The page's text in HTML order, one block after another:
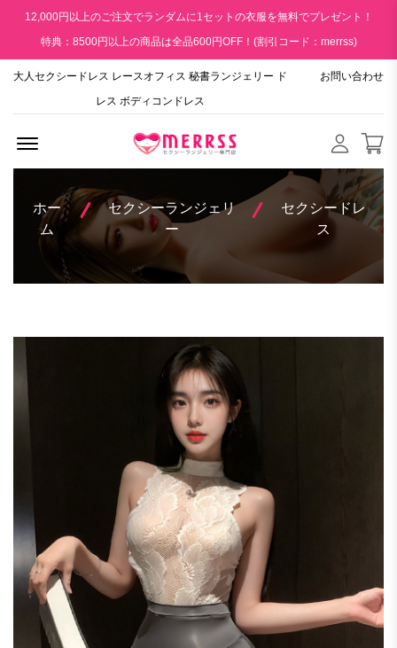
12,000円以上のご注文でランダムに1セットの衣服を無料でプレゼント！
特典：8500円以上の商品は全品600円OFF！(割引コード：merrss)
大人セクシードレス レースオフィス 秘書ランジェリー ド
レス ボディコンドレス
お問い合わせ
ホー
ム
セクシーランジェリ
ー
セクシードレ
ス